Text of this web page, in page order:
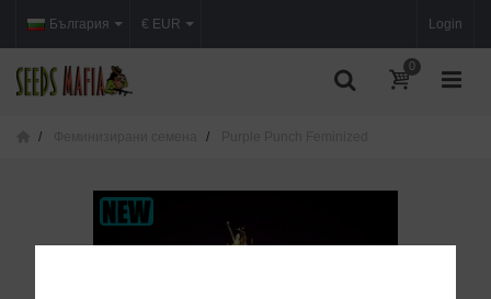
България Login
€ EUR
0